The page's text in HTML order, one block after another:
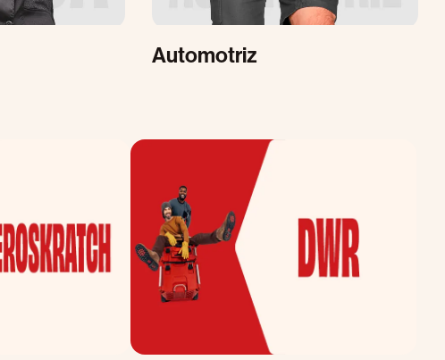
Automotriz